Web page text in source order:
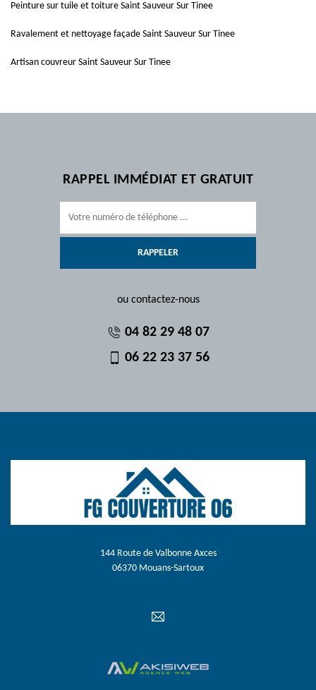
Peinture sur tuile et toiture Saint Sauveur Sur Tinee
Ravalement et nettoyage façade Saint Sauveur Sur Tinee
Artisan couvreur Saint Sauveur Sur Tinee
RAPPEL IMMÉDIAT ET GRATUIT
ou contactez-nous
04 82 29 48 07
06 22 23 37 56
144 Route de Valbonne Axces
06370 Mouans-Sartoux